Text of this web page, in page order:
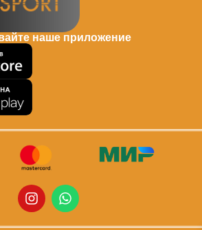
наше приложение